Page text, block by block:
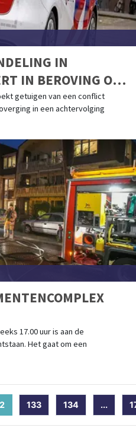
IN
IN BEROVING OP
getuigen van een conflict
in een achtervolging
17.00 uur is aan de
Het gaat om een
(current)
133 134 ...